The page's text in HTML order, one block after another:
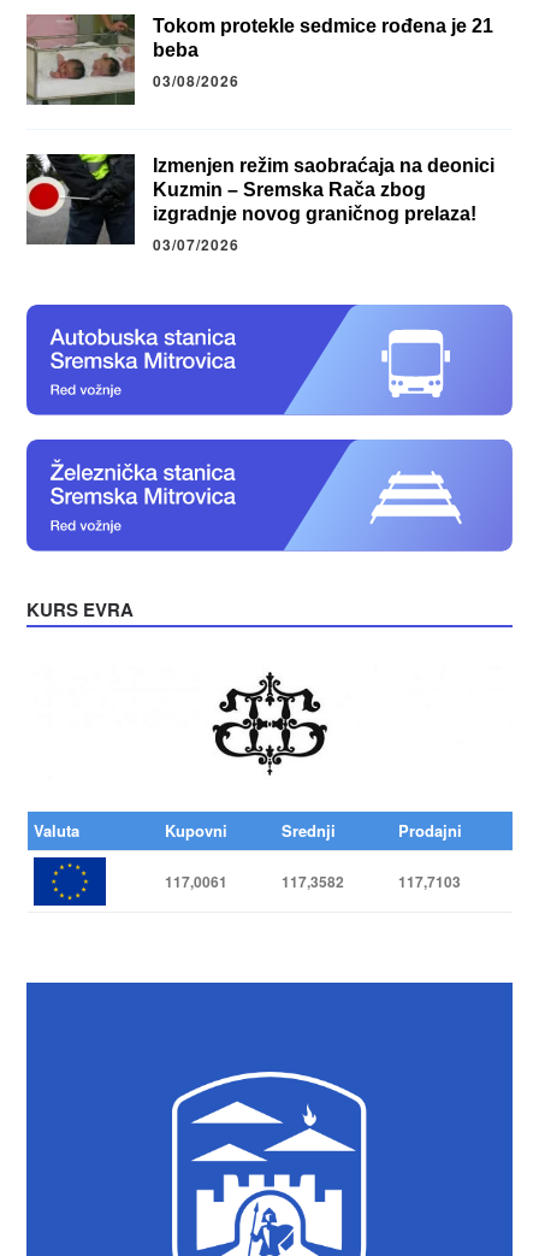
Tokom protekle sedmice rođena je 21
beba
03/08/2026
Izmenjen režim saobraćaja na deonici
Kuzmin – Sremska Rača zbog
izgradnje novog graničnog prelaza!
03/07/2026
KURS EVRA
Valuta Kupovni Srednji Prodajni
117,0061 117,3582 117,7103